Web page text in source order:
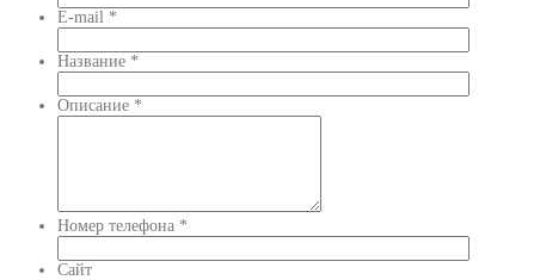
E-mail *
Название *
Описание *
Номер телефона *
Сайт